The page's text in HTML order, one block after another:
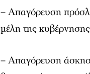
– Απαγόρευση
µέλη της
– Απαγόρευση